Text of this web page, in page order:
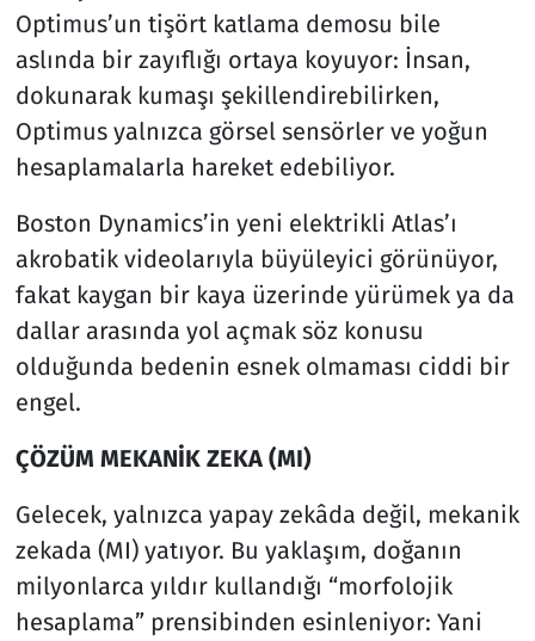
Optimus’un tişört katlama demosu bile
aslında bir zayıflığı ortaya koyuyor: İnsan,
dokunarak kumaşı şekillendirebilirken,
Optimus yalnızca görsel sensörler ve yoğun
hesaplamalarla hareket edebiliyor.
Boston Dynamics’in yeni elektrikli Atlas’ı
akrobatik videolarıyla büyüleyici görünüyor,
fakat kaygan bir kaya üzerinde yürümek ya da
dallar arasında yol açmak söz konusu
olduğunda bedenin esnek olmaması ciddi bir
engel.
ÇÖZÜM MEKANİK ZEKA (MI)
Gelecek, yalnızca yapay zekâda değil, mekanik
zekada (MI) yatıyor. Bu yaklaşım, doğanın
milyonlarca yıldır kullandığı “morfolojik
hesaplama” prensibinden esinleniyor: Yani